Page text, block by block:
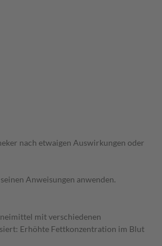
nach etwaigen Auswirkungen oder
Anweisungen anwenden.
mit verschiedenen
Erhöhte Fettkonzentration im Blut